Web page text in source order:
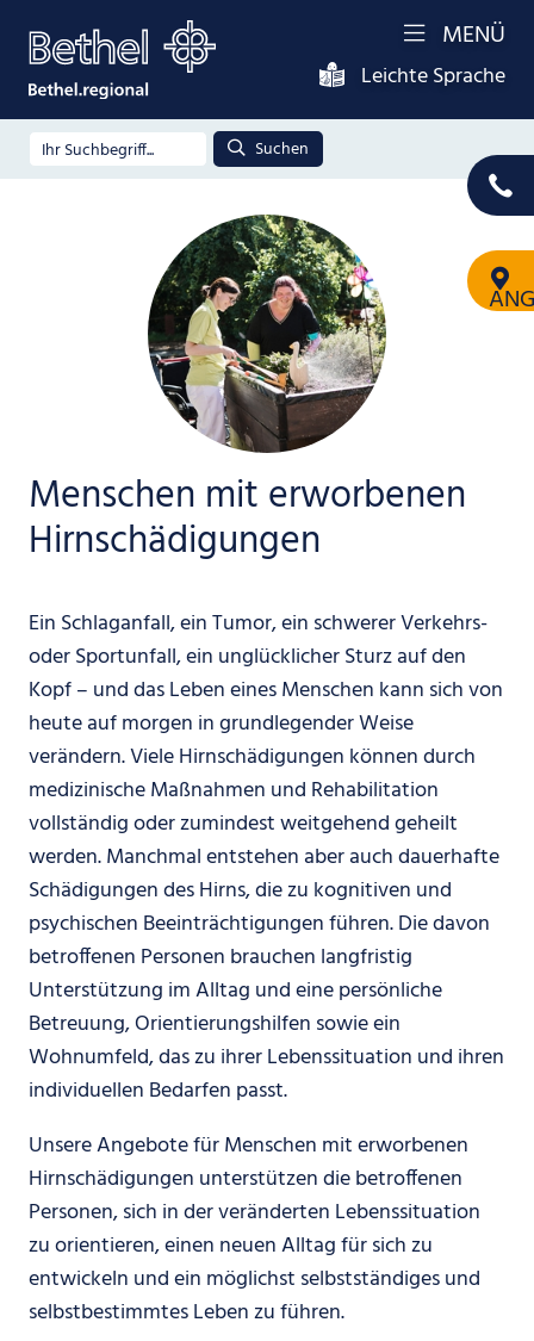
Leichte Sprache
MENÜ
Suchen
Menschen mit erworbenen
Hirnschädigungen
Ein Schlaganfall, ein Tumor, ein schwerer Verkehrs-
oder Sportunfall, ein unglücklicher Sturz auf den
Kopf – und das Leben eines Menschen kann sich von
heute auf morgen in grundlegender Weise
verändern. Viele Hirnschädigungen können durch
medizinische Maßnahmen und Rehabilitation
vollständig oder zumindest weitgehend geheilt
werden. Manchmal entstehen aber auch dauerhafte
Schädigungen des Hirns, die zu kognitiven und
psychischen Beeinträchtigungen führen. Die davon
betroffenen Personen brauchen langfristig
Unterstützung im Alltag und eine persönliche
Betreuung, Orientierungshilfen sowie ein
Wohnumfeld, das zu ihrer Lebenssituation und ihren
individuellen Bedarfen passt.
Unsere Angebote für Menschen mit erworbenen
Hirnschädigungen unterstützen die betroffenen
Personen, sich in der veränderten Lebenssituation
zu orientieren, einen neuen Alltag für sich zu
entwickeln und ein möglichst selbstständiges und
selbstbestimmtes Leben zu führen.